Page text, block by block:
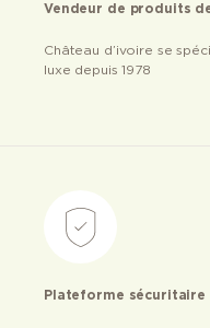
Vendeur de produits
Château d’ivoire se
luxe depuis 1978
Plateforme sécuritaire